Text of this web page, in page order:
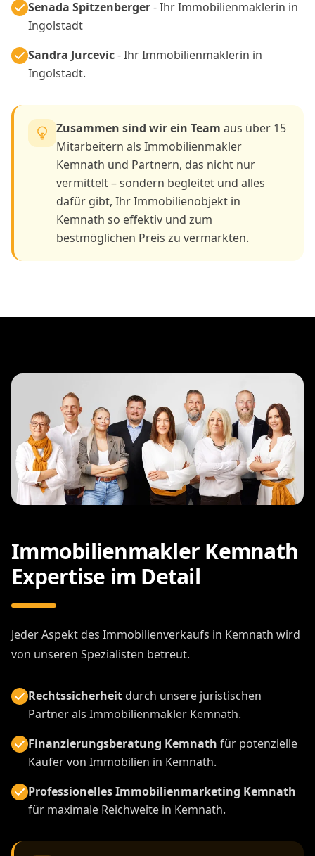
Senada Spitzenberger- Ihr Immobilienmaklerin in
Ingolstadt
Sandra Jurcevic- Ihr Immobilienmaklerin in
Ingolstadt.
Zusammen sind wir ein Team aus über 15
Mitarbeitern als Immobilienmakler
Kemnath und Partnern, das nicht nur
vermittelt – sondern begleitet und alles
dafür gibt, Ihr Immobilienobjekt in
Kemnath so effektiv und zum
bestmöglichen Preis zu vermarkten.
Immobilienmakler Kemnath
Expertise im Detail
Jeder Aspekt des Immobilienverkaufs in Kemnath wird
von unseren Spezialisten betreut.
Rechtssicherheitdurch unsere juristischen
Partner als Immobilienmakler Kemnath.
Finanzierungsberatung Kemnath für potenzielle
Käufer von Immobilien in Kemnath.
Professionelles Immobilienmarketing Kemnath
für maximale Reichweite in Kemnath.